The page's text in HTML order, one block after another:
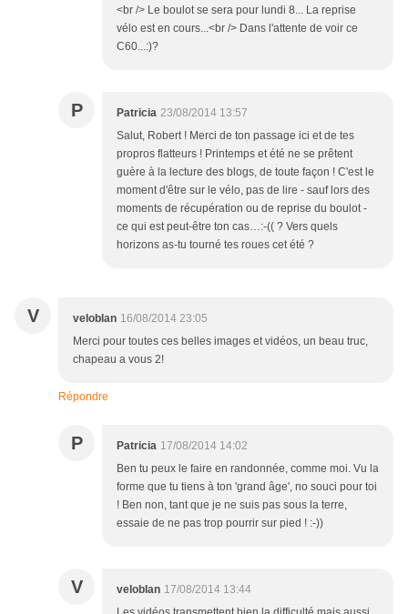
<br /> Le boulot se sera pour lundi 8... La reprise
vélo est en cours...<br /> Dans l'attente de voir ce
C60...:)?
P Patricia 23/08/2014 13:57
Salut, Robert ! Merci de ton passage ici et de tes
propros flatteurs ! Printemps et été ne se prêtent
guère à la lecture des blogs, de toute façon ! C'est le
moment d'être sur le vélo, pas de lire - sauf lors des
moments de récupération ou de reprise du boulot -
ce qui est peut-être ton cas…:-(( ? Vers quels
horizons as-tu tourné tes roues cet été ?
V veloblan 16/08/2014 23:05
Merci pour toutes ces belles images et vidéos, un beau truc,
chapeau a vous 2!
Répondre
P Patricia 17/08/2014 14:02
Ben tu peux le faire en randonnée, comme moi. Vu la
forme que tu tiens à ton 'grand âge', no souci pour toi
! Ben non, tant que je ne suis pas sous la terre,
essaie de ne pas trop pourrir sur pied ! :-))
V veloblan 17/08/2014 13:44